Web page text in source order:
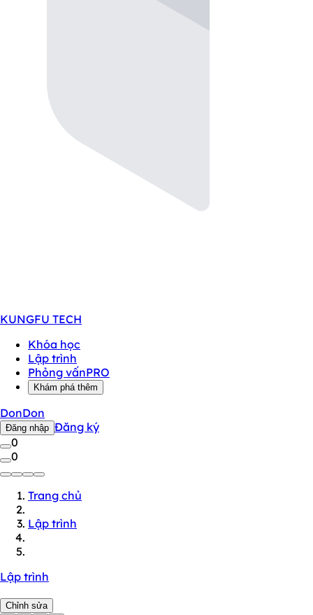
KUNGFU TECH
Khóa học
Lập trình
Phỏng vấnPRO
Khám phá thêm
DonDon
Đăng nhập Đăng ký
0
0
Trang chủ
Lập trình
Lập trình
Chỉnh sửa